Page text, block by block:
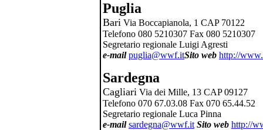
Puglia
Bari Via Boccapianola, 1 CAP 70122
Telefono 080 5210307 Fax 080 5210307
Segretario regionale Luigi Agresti
e-mailpuglia@wwf.itSito web http://
Sardegna
Cagliari Via dei Mille, 13 CAP 09127
Telefono 070 67.03.08 Fax 070 65.44.52
Segretario regionale Luca Pinna
e-mail sardegna@wwf.it Sito web http://